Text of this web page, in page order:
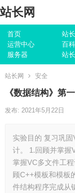
站长网
首页 站
运营中心
百科
服务器
站
站长网 安全
《数据结构》第
发布: 2021年5月22日
实验目的 复习巩
计。 1.回顾并掌握
掌握VC多文件工
顾C++模板和模板
件结构程序完成从